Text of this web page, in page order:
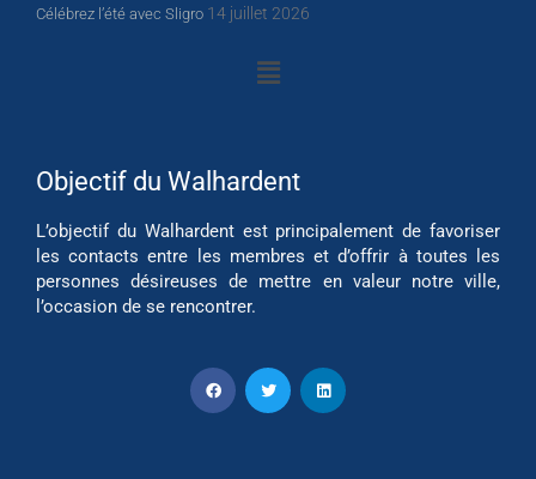
Célébrez l’été avec Sligro 14 juillet 2026
Objectif du Walhardent
L’objectif du Walhardent est principalement de favoriser
les contacts entre les membres et d’offrir à toutes les
personnes désireuses de mettre en valeur notre ville,
l’occasion de se rencontrer.